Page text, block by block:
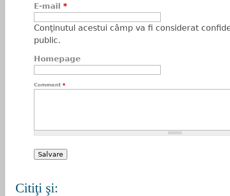
E-mail *
Conţinutul acestui câmp va fi considerat
public.
Homepage
Comment *
Citiţi şi: